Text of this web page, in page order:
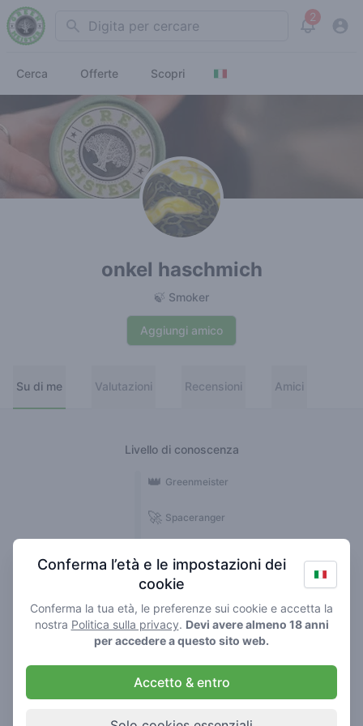
Search 2
View
Cerca Offerte Scopri
onkel haschmich
🍃 Smoker
Aggiungi amico
Su di me Valutazioni Recensioni Amici
Livello di conoscenza
🍃 Smoker
🌱 Roller
🚀 Spaceranger
👑 Greenmeister
Recensioni
Valutazioni
Conferma l’età e le impostazioni dei
cookie
Conferma la tua età, le preferenze sui cookie e accetta la
nostra Politica sulla privacy. Devi avere almeno 18 anni
per accedere a questo sito web.
Accetto & entro